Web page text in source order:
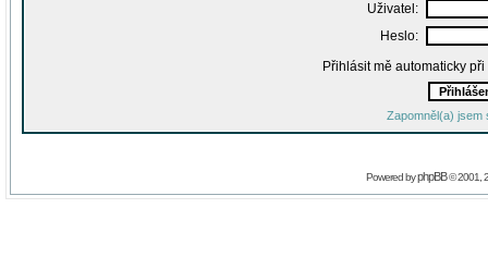
Uživatel:
Heslo:
Přihlásit mě automaticky
Zapomněl(a) jsem
Powered byphpBB© 2001,